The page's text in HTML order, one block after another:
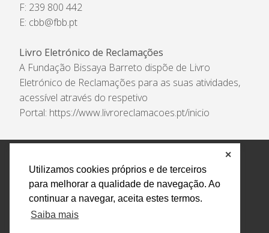
Utilizamos cookies próprios e de terceiros
para melhorar a qualidade de navegação. Ao
continuar a navegar, aceita estes termos.
Saiba mais
✕
F: 239 800 442
E: cbb@fbb.pt
Livro Eletrónico de Reclamações
A Fundação Bissaya Barreto dispõe de Livro
Eletrónico de Reclamações para as suas atividades,
acessível através do respetivo
Portal: https://www.livroreclamacoes.pt/inicio
Política de Privacidade e Tratamento de Dados
Encarregado de Proteção de Dados
Livro Eletrónico
de Reclamações
Canal de Denúncias
Todos os direitos reservados Design by AM. Developed by